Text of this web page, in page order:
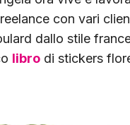
con vari
dallo stile
libro di stickers